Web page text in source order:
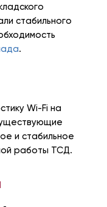
стабильного
.
Wi-Fi на
и стабильное
работы ТСД.